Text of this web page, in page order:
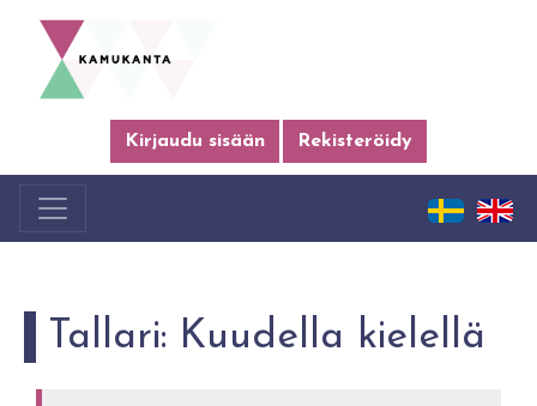
Kirjaudu sisään Rekisteröidy
Tallari: Kuudella kielellä